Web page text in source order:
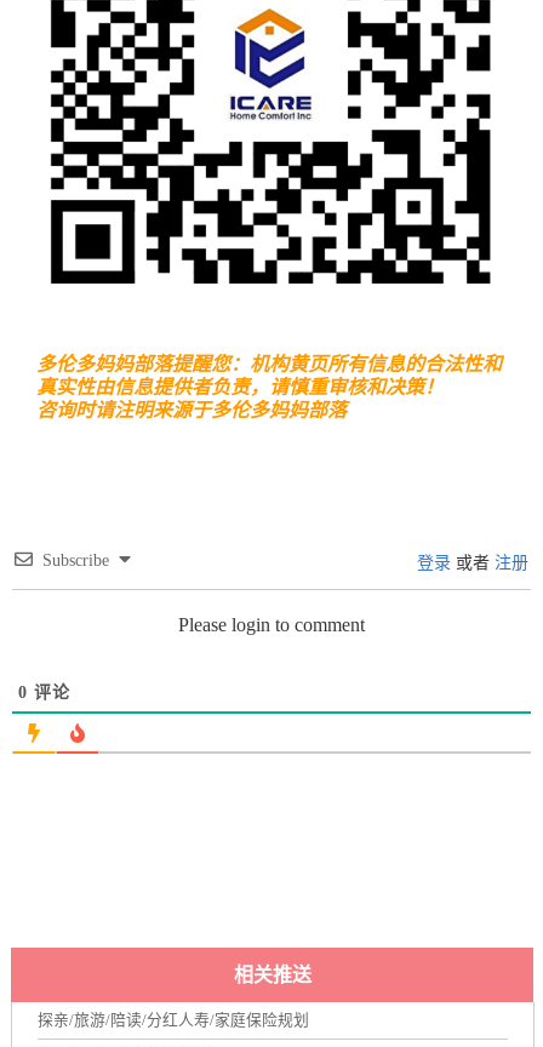
多伦多妈妈部落提醒您：机构黄页所有信息的合法性和
真实性由信息提供者负责，请慎重审核和决策！
咨询时请注明来源于多伦多妈妈部落
Subscribe 登录 或者 注册
Please login to comment
0 评论
相关推送
探亲/旅游/陪读/分红人寿/家庭保险规划